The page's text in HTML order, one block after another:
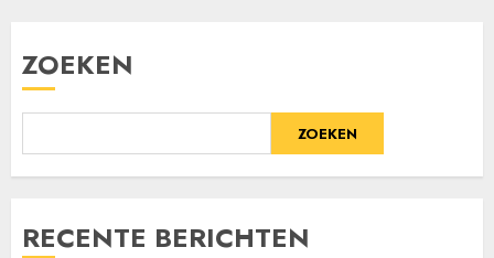
ZOEKEN
ZOEKEN
RECENTE BERICHTEN